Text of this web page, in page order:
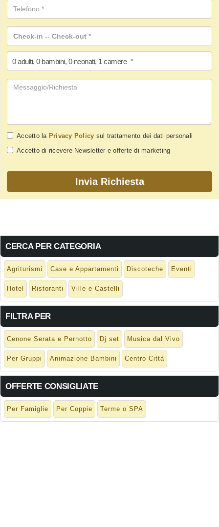
0 adulti, 0 bambini, 0 neonati, 1 camere *
Accetto la Privacy Policy sul trattamento dei dati personali
Accetto di ricevere Newsletter e offerte di marketing
CERCA PER CATEGORIA
Agriturismi Case e Appartamenti Discoteche Eventi
Hotel Ristoranti Ville e Castelli
FILTRA PER
Cenone Serata e Pernotto Dj set Musica dal Vivo
Per Gruppi Animazione Bambini Centro Città
OFFERTE CONSIGLIATE
Per Famiglie Per Coppie Terme o SPA